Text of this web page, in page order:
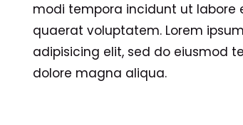
modi tempora incidunt ut
quaerat voluptatem. Lorem
adipisicing elit, sed do eiusmod
dolore magna aliqua.